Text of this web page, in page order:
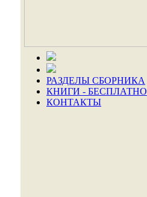
РАЗДЕЛЫ СБОРНИКА
КНИГИ - БЕСПЛАТНО
КОНТАКТЫ